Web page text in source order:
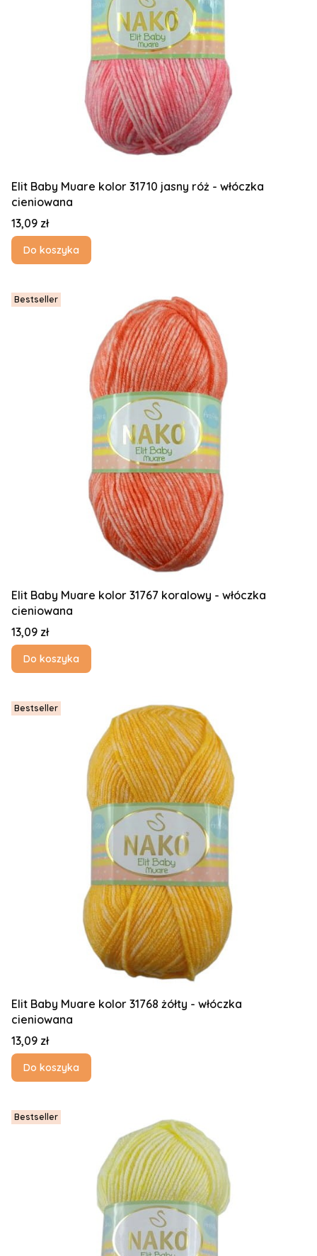
Elit Baby Muare kolor 31710 jasny róż - włóczka
cieniowana
Cena
13,09 zł
Do koszyka
Bestseller
Elit Baby Muare kolor 31767 koralowy - włóczka
cieniowana
Cena
13,09 zł
Do koszyka
Bestseller
Elit Baby Muare kolor 31768 żółty - włóczka
cieniowana
Cena
13,09 zł
Do koszyka
Bestseller